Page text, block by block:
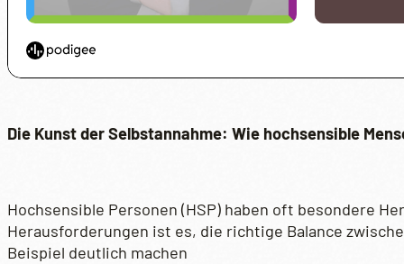
Die Kunst der Selbstannahme: Wie hochsensible
Hochsensible Personen (HSP) haben oft besondere
Herausforderungen ist es, die richtige Balance
Beispiel deutlich machen